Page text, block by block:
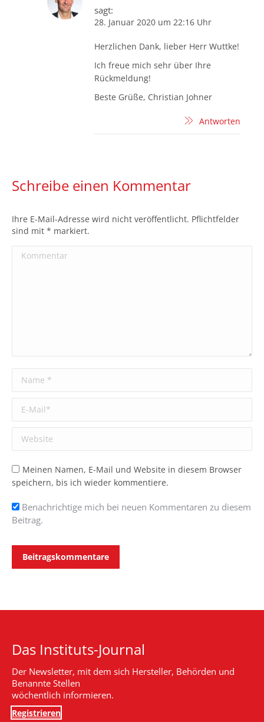
sagt:
28. Januar 2020 um 22:16 Uhr
Herzlichen Dank, lieber Herr Wuttke!
Ich freue mich sehr über Ihre
Rückmeldung!
Beste Grüße, Christian Johner
Antworten
Schreibe einen Kommentar
Ihre E-Mail-Adresse wird nicht veröffentlicht. Pflichtfelder
sind mit * markiert.
Kommentar
Name *
E-Mail *
Website
Meinen Namen, E-Mail und Website in diesem Browser
speichern, bis ich wieder kommentiere.
Benachrichtige mich bei neuen Kommentaren zu diesem
Beitrag.
Beitragskommentare
Das Instituts-Journal
Der Newsletter, mit dem sich Hersteller, Behörden und
Benannte Stellen
wöchentlich informieren.
Registrieren